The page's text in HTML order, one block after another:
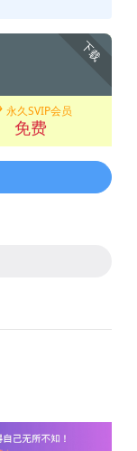
下载
永久SVIP会员
免费